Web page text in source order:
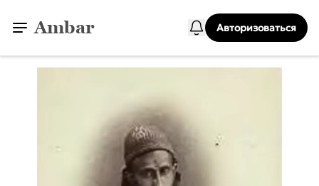
Ambar Авторизоваться